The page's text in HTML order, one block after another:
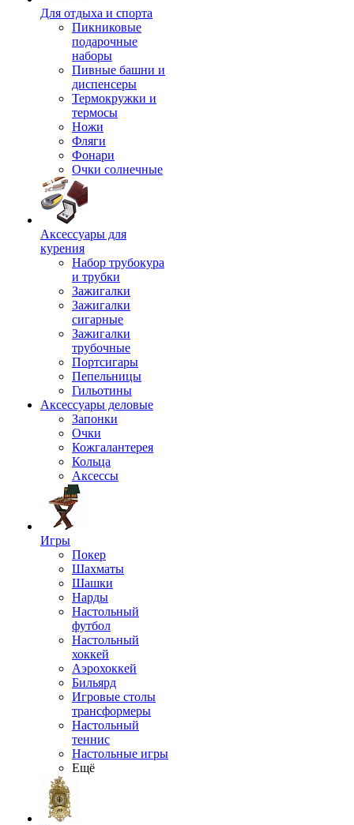
Для отдыха и спорта
Пикниковые
подарочные
наборы
Пивные башни и
диспенсеры
Термокружки и
термосы
Ножи
Фляги
Фонари
Очки солнечные
Аксессуары для
курения
Набор трубокура
и трубки
Зажигалки
Зажигалки
сигарные
Зажигалки
трубочные
Портсигары
Пепельницы
Гильотины
Аксессуары деловые
Запонки
Очки
Кожгалантерея
Кольца
Аксессы
Игры
Покер
Шахматы
Шашки
Нарды
Настольный
футбол
Настольный
хоккей
Аэрохоккей
Бильярд
Игровые столы
трансформеры
Настольный
теннис
Настольные игры
Ещё